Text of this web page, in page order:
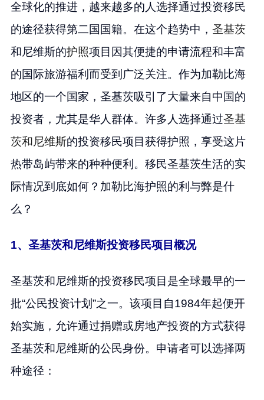
全球化的推进，越来越多的人选择通过投资移民
的途径获得第二国国籍。在这个趋势中， 圣基茨
和尼维斯的护照项目因其便捷的申请流程和丰富
的国际旅游福利而受到广泛关注。作为加勒比海
地区的一个国家，圣基茨吸引了大量来自中国的
投资者，尤其是华人群体。许多人选择通过圣基
茨和尼维斯的投资移民项目获得护照，享受这片
热带岛屿带来的种种便利。移民圣基茨生活的实
际情况到底如何？加勒比海护照的利与弊是什
么？
1、圣基茨和尼维斯投资移民项目概况
圣基茨和尼维斯的投资移民项目是全球最早的一
批“公民投资计划”之一。该项目自1984年起便开
始实施，允许通过捐赠或房地产投资的方式获得
圣基茨和尼维斯的公民身份。申请者可以选择两
种途径：